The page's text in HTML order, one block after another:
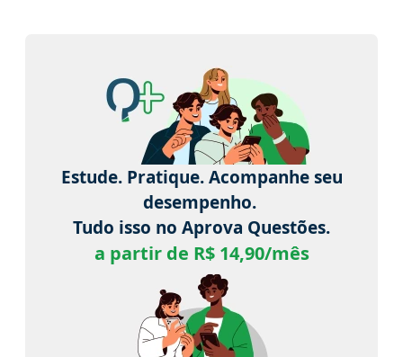
Estude. Pratique. Acompanhe seu
desempenho.
Tudo isso no Aprova Questões.
a partir de R$ 14,90/mês